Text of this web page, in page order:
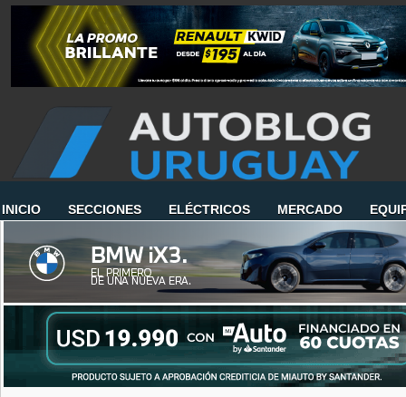
INICIO SECCIONES ELÉCTRICOS MERCADO